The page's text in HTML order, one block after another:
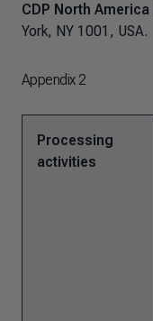
CDP North America
York, NY 1001, USA.
Appendix 2
Processing
activities